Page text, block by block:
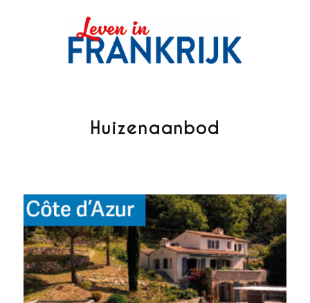
Huizenaanbod